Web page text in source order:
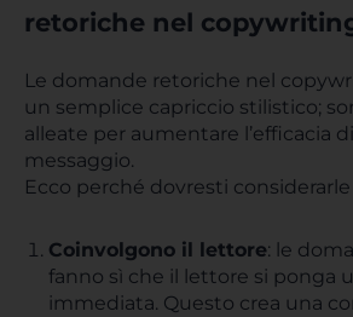
retoriche nel
Le domande retoriche nel
un semplice capriccio stilistico;
alleate per aumentare l’efficacia
messaggio.
Ecco perché dovresti
Coinvolgono il lettore: le
fanno sì che il lettore si ponga
immediata. Questo crea una